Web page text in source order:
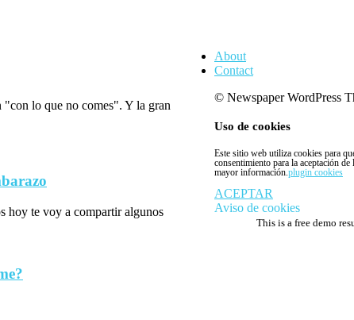
"con lo que no comes". Y la gran
hoy te voy a compartir algunos
About
Contact
© Newspaper WordPress
Uso de cookies
Este sitio web utiliza cookies para
consentimiento para la aceptación
mayor información.plugin cookies
ACEPTAR
Aviso de cookies
This is a free demo